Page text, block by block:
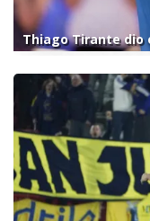
Thiago Tirante dio